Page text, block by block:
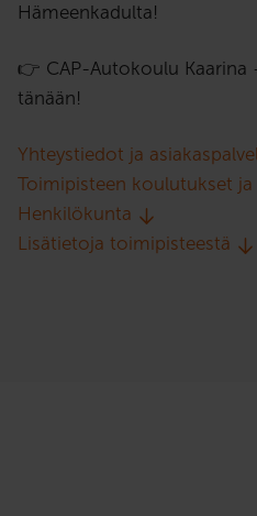
Hämeenkadulta!
👉 CAP-Autokoulu
tänään!
Yhteystiedot ja
Toimipisteen koulutukset ja
Henkilökunta
Lisätietoja toimipisteestä